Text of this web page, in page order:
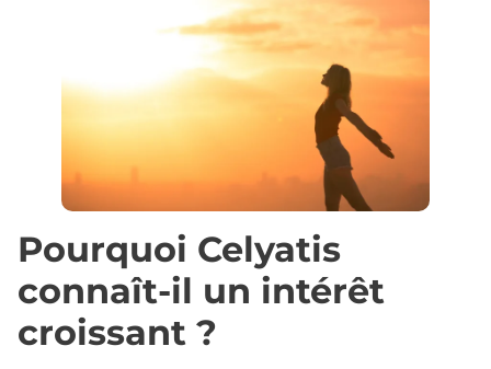
Pourquoi Celyatis
connaît-il un intérêt
croissant ?